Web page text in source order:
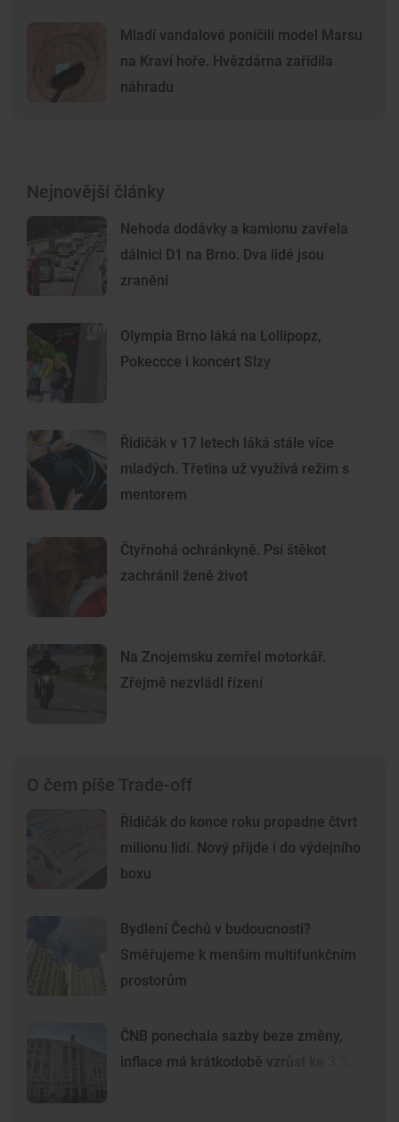
Mladí vandalové poničili model Marsu
na Kraví hoře. Hvězdárna zařídila
náhradu
Nejnovější články
Nehoda dodávky a kamionu zavřela
dálnici D1 na Brno. Dva lidé jsou
zranění
Olympia Brno láká na Lollipopz,
Pokeccce i koncert Slzy
Řidičák v 17 letech láká stále více
mladých. Třetina už využívá režim s
mentorem
Čtyřnohá ochránkyně. Psí štěkot
zachránil ženě život
Na Znojemsku zemřel motorkář.
Zřejmě nezvládl řízení
O čem píše Trade-off
Řidičák do konce roku propadne čtvrt
milionu lidí. Nový přijde i do výdejního
boxu
Bydlení Čechů v budoucnosti?
Směřujeme k menším multifunkčním
prostorům
ČNB ponechala sazby beze změny,
inflace má krátkodobě vzrůst ke 3 %